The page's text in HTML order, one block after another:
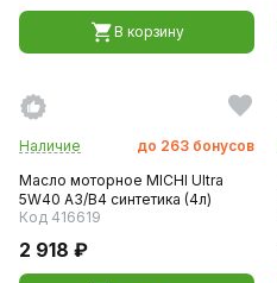
В корзину
Наличие до 263 бонусов
Масло моторное MICHI Ultra
5W40 A3/B4 синтетика (4л)
Код 416619
2 918 ₽